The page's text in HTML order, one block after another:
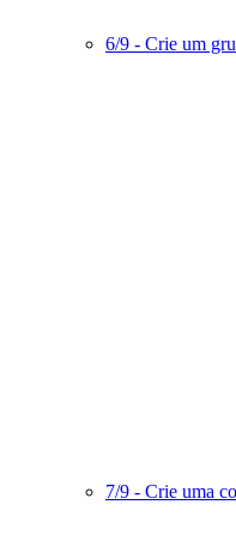
6/9 - Crie um
7/9 - Crie uma